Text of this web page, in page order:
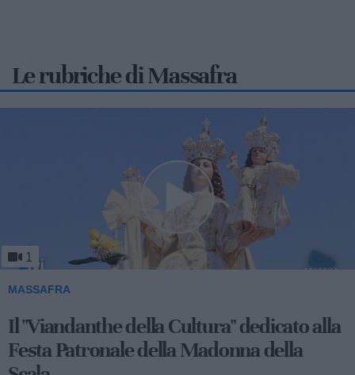
Le rubriche di Massafra
1
MASSAFRA
Viandanthe della Cultura: la "Chiesa
Rupestre della Buona Nuova"